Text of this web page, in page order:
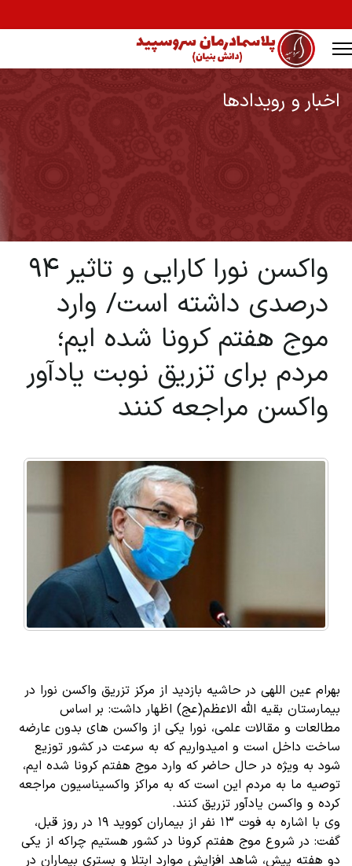
اخبار و رویدادها
واکسن نورا کارایی و تاثیر ۹۴
درصدی داشته است/ وارد
موج هفتم کرونا شده ایم؛
مردم برای تزریق نوبت یادآور
واکسن مراجعه کنند
بهرام عین اللهی در حاشیه بازدید از مرکز تزریق واکسن نورا در
بیمارستان بقیه الله الاعظم(عج) اظهار داشت: بر اساس
مطالعات و مقالات علمی، نورا یکی از واکسن های بدون عارضه
ساخت داخل است و امیدواریم که به سرعت در کشور توزیع
شود به ویژه در حال حاضر که وارد موج هفتم کرونا شده ایم،
توصیه ما به مردم این است که به مراکز واکسیناسیون مراجعه
کرده و واکسن یادآور تزریق کنند.
وی با اشاره به فوت ۱۳ نفر از بیماران کووید ۱۹ در روز قبل،
گفت: در شروع موج هفتم کرونا در کشور هستیم چراکه از یکی
دو هفته پیش، شاهد افزایش موارد ابتلا و بستری بیماران در